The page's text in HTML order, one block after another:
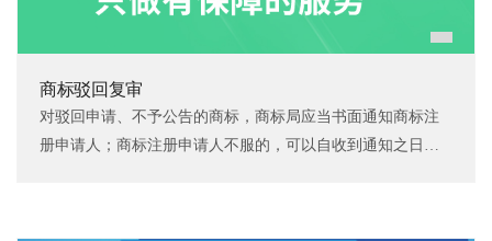
商标驳回复审
对驳回申请、不予公告的商标，商标局应当书面通知商标注
册申请人；商标注册申请人不服的，可以自收到通知之日起